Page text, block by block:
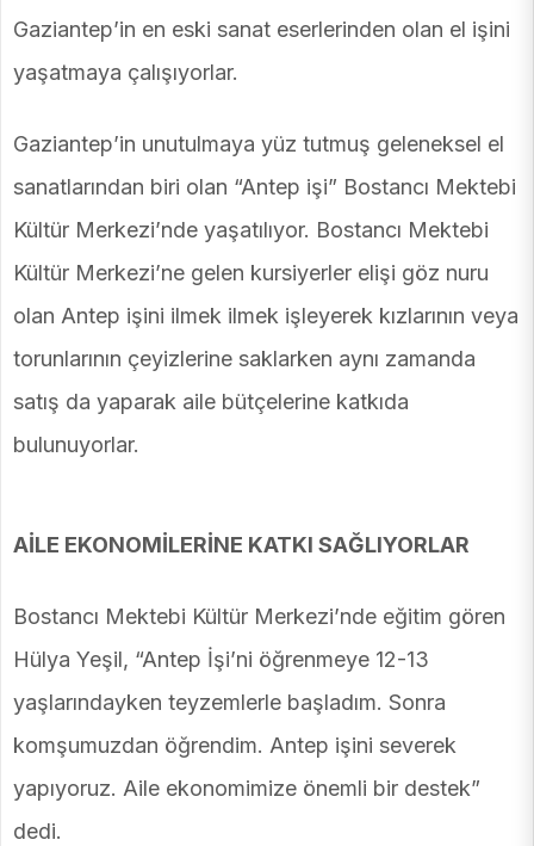
Gaziantep’in en eski sanat eserlerinden olan el işini
yaşatmaya çalışıyorlar.
Gaziantep’in unutulmaya yüz tutmuş geleneksel el
sanatlarından biri olan “Antep işi” Bostancı Mektebi
Kültür Merkezi’nde yaşatılıyor. Bostancı Mektebi
Kültür Merkezi’ne gelen kursiyerler elişi göz nuru
olan Antep işini ilmek ilmek işleyerek kızlarının veya
torunlarının çeyizlerine saklarken aynı zamanda
satış da yaparak aile bütçelerine katkıda
bulunuyorlar.
AİLE EKONOMİLERİNE KATKI SAĞLIYORLAR
Bostancı Mektebi Kültür Merkezi’nde eğitim gören
Hülya Yeşil, “Antep İşi’ni öğrenmeye 12-13
yaşlarındayken teyzemlerle başladım. Sonra
komşumuzdan öğrendim. Antep işini severek
yapıyoruz. Aile ekonomimize önemli bir destek”
dedi.